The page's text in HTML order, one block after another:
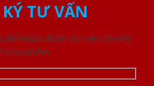
TƯ VẤN
để nhận được tư vấn chi tiết
sản phẩm